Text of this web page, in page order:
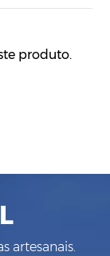
produto.
artesanais.